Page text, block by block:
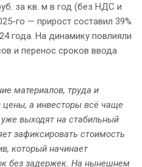
за кв. м в год (без НДС и
го — прирост составил 39%
года. На динамику повлияли
и перенос сроков ввода
материалов, труда и
цены, а инвесторы всё чаще
выходят на стабильный
зафиксировать стоимость
который начинает
без задержек. На нынешнем